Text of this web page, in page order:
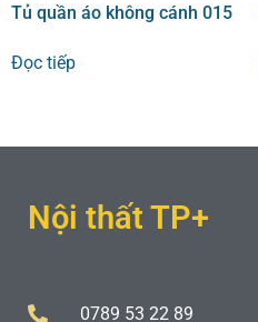
Tủ quần áo không cánh 015
Đọc tiếp
Nội thất TP+
0789 53 22 89